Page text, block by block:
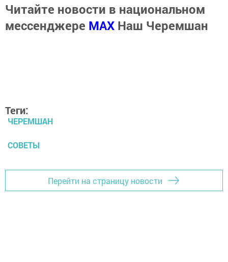
Читайте новости в национальном
мессенджере MАХ Наш Черемшан
Теги:
ЧЕРЕМШАН
СОВЕТЫ
Перейти на страницу новости